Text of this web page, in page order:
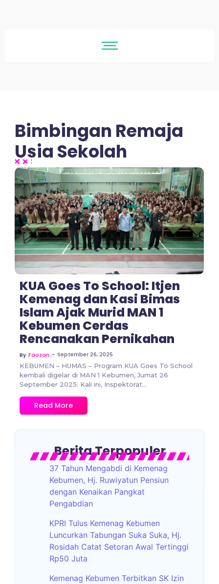
Bimbingan Remaja
Usia Sekolah
No Comments
KUA Goes To School: Itjen
Kemenag dan Kasi Bimas
Islam Ajak Murid MAN 1
Kebumen Cerdas
Rencanakan Pernikahan
By Faozan ~ September 26, 2025
KEBUMEN – HUMAS – Program KUA Goes To School
kembali digelar di MAN 1 Kebumen, Jumat 26
September 2025. Kali ini, Inspektorat...
Read More
Berita Terpopuler
37 Tahun Mengabdi di Kemenag
Kebumen, Hj. Ruwiyatun Pensiun
dengan Kenaikan Pangkat
Pengabdian
KPRI Tulus Kemenag Kebumen
Luncurkan Tabungan Suka Suka, Hj.
Rosidah Catat Setoran Awal Tertinggi
Rp50 Juta
Kemenag Kebumen Terbitkan SK Izin